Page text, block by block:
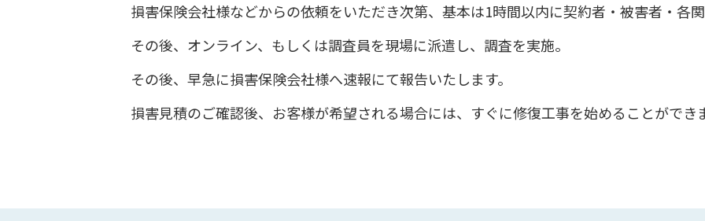
損害保険会社様などからの依頼をいただき次第、基本は1時間以内に契約者・被害者・各
その後、オンライン、もしくは調査員を現場に派遣し、調査を実施。
その後、早急に損害保険会社様へ速報にて報告いたします。
損害見積のご確認後、お客様が希望される場合には、すぐに修復工事を始めることができ